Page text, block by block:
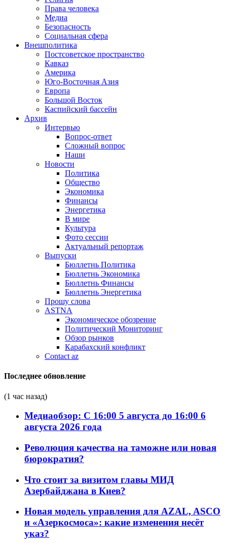
Права человека
Медиа
Безопасность
Социальная сфера
Внешполитика
Постсоветское пространство
Кавказ
Америка
Юго-Восточная Азия
Европа
Большой Восток
Каспийский бассейн
Архив
Интервью
Вопрос-ответ
Сложный вопрос
Наши
Новости
Политика
Общество
Экономика
Финансы
Энергетика
В мире
Культура
Фото сессии
Актуальный репортаж
Выпуски
Бюллетнь Политика
Бюллетнь Экономика
Бюллетнь Финансы
Бюллетнь Энергетика
Прошу слова
ASTNA
Экономическое обозрение
Политический Мониторинг
Обзор рынков
Карабахский конфликт
Contact az
Последнее обновление
(1 час назад)
Медиаобзор: С 16:00 5 августа до 16:00 6
августа 2026 года
Революция качества на таможне или новая
бюрократия?
Что стоит за визитом главы МИД
Азербайджана в Киев?
Новая модель управления для AZAL, ASCO
и «Азеркосмоса»: какие изменения несёт
указ?